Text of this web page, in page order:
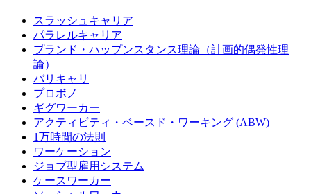
スラッシュキャリア
パラレルキャリア
プランド・ハップンスタンス理論（計画的偶発性理
論）
バリキャリ
プロボノ
ギグワーカー
アクティビティ・ベースド・ワーキング (ABW)
1万時間の法則
ワーケーション
ジョブ型雇用システム
ケースワーカー